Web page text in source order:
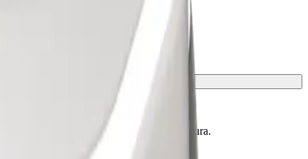
los límites exactos de edad, peso y altura.